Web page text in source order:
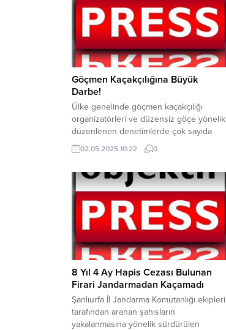
Göçmen Kaçakçılığına Büyük
Darbe!
Ülke genelinde göçmen kaçakçılığı
organizatörleri ve düzensiz göçe yönelik
düzenlenen denetimlerde çok sayıda
göçmen kaçakçısı yakalandı. İçişleri
Bakanı Ali Yerlikaya, göçmen kaçakçılığı
düzenlenen denetimlerinde 1’i yabancı
uyruklu olmak üzere toplam; 21 göçmen
kaçakçılığı organizatörü ve 420 bin 269
kişinin kimlik kontrolünün yapıldığı
denetimlerde 547 düzensiz...
02.05.2025 10:22 0
8 Yıl 4 Ay Hapis Cezası Bulunan
Firari Jandarmadan Kaçamadı
Şanlıurfa İl Jandarma Komutanlığı ekipleri
tarafından aranan şahısların
yakalanmasına yönelik sürdürülen